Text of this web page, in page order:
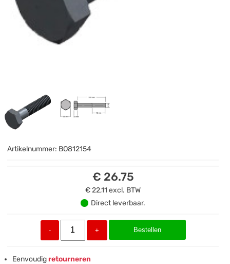
Artikelnummer: BO812154
€ 26.75
€ 22,11 excl. BTW
Direct leverbaar.
- + Bestellen
Eenvoudigretourneren